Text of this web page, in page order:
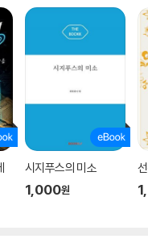
수
ETF
시지푸스의 미소
1,000원